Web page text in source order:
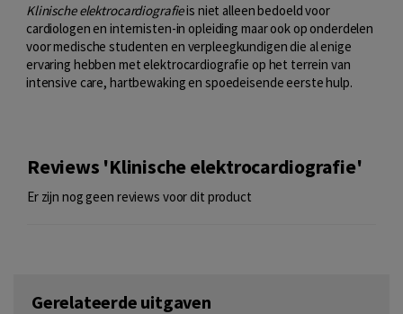
Klinische elektrocardiografieis niet alleen bedoeld voor
cardiologen en internisten-in opleiding maar ook op onderdelen
voor medische studenten en verpleegkundigen die al enige
ervaring hebben met elektrocardiografie op het terrein van
intensive care, hartbewaking en spoedeisende eerste hulp.
Reviews 'Klinische elektrocardiografie'
Er zijn nog geen reviews voor dit product
Gerelateerde uitgaven